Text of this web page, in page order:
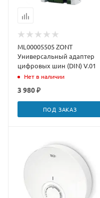
ML00005505 ZONT
Универсальный адаптер
цифровых шин (DIN) V.01
Нет в наличии
3 980 ₽
ПОД ЗАКАЗ